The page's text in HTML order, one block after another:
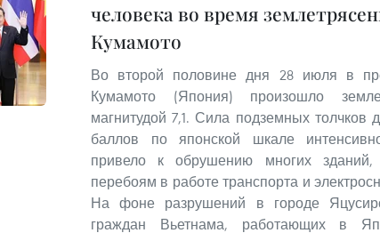
человека во время
Кумамото
Во второй половине дня 28 июля в
Кумамото (Япония) произошло
магнитудой 7,1. Сила подземных толчков
баллов по японской шкале
привело к обрушению многих
перебоям в работе транспорта и
На фоне разрушений в городе
граждан Вьетнама, работающих в